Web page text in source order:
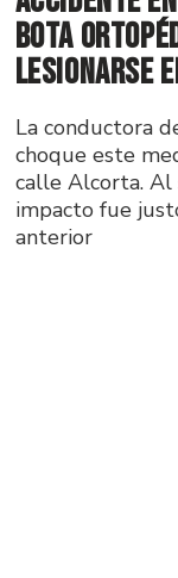
bota
lesionarse
La conductora
choque este
calle Alcorta. Al
impacto fue
anterior